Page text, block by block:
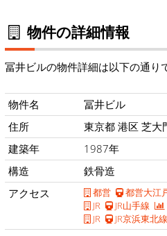
物件の詳細情報
冨井ビルの物件詳細は以下の通り
物件名
冨井ビル
住所
東京都 港区 芝大
建築年
1987年
構造
鉄骨造
アクセス
都営 都営大江
JR
JR山手線
JR
JR京浜東北線